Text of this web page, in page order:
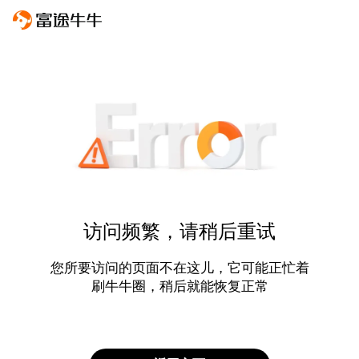
访问频繁，请稍后重试
您所要访问的页面不在这儿，它可能正忙着
刷牛牛圈，稍后就能恢复正常